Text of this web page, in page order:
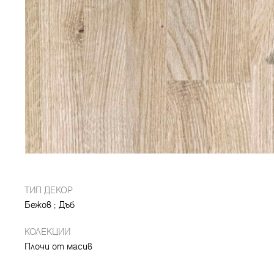
ТИП ДЕКОР
Бежов Дъб
КОЛЕКЦИИ
Плочи от масив